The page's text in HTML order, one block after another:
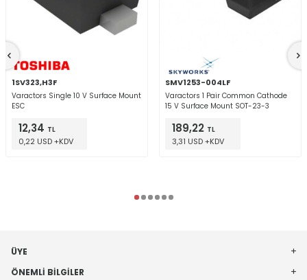
1SV323,H3F
Varactors Single 10 V Surface Mount
ESC
12,34 TL
0,22 USD +KDV
SMV1253-004LF
Varactors 1 Pair Common Cathode
15 V Surface Mount SOT-23-3
189,22 TL
3,31 USD +KDV
ÜYE
ÖNEMLI BILGILER